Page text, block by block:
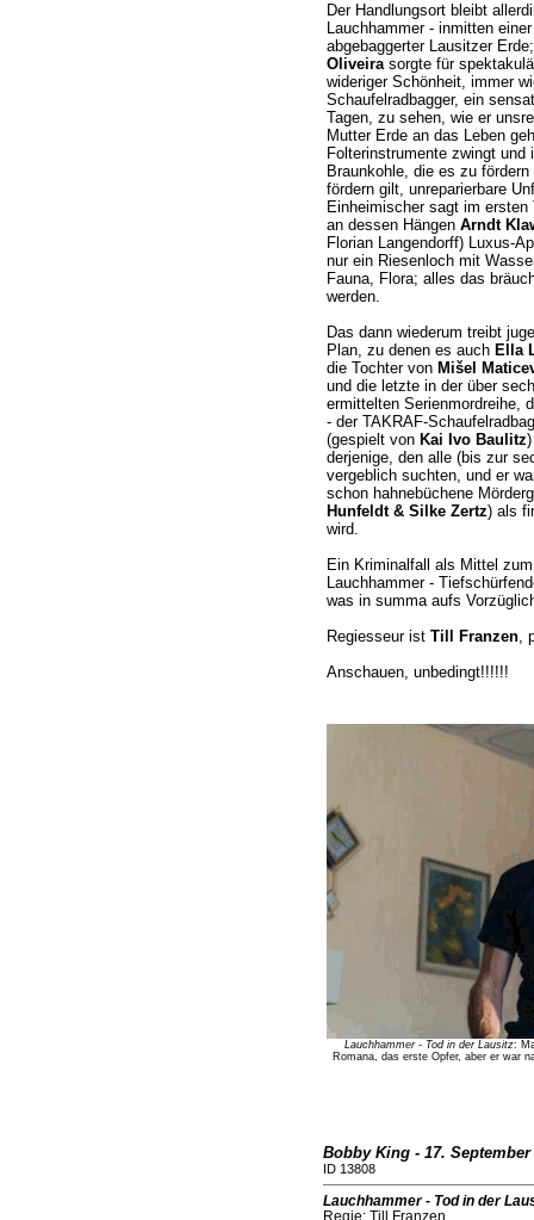
Der Handlungsort bleibt
Lauchhammer - inmitten
abgebaggerter Lausitzer
Oliveirasorgte für
wideriger Schönheit, immer
Schaufelradbagger, ein
Tagen, zu sehen, wie er
Mutter Erde an das Leben
Folterinstrumente zwingt und
Braunkohle, die es zu
fördern gilt, unreparierbare
Einheimischer sagt im
an dessen Hängen Arndt
Florian Langendorff) Luxus-
nur ein Riesenloch mit
Fauna, Flora; alles das
werden.
Das dann wiederum treibt
Plan, zu denen es auch Ella
die Tochter von Mišel
und die letzte in der über
ermittelten Serienmordreihe,
- der TAKRAF-
(gespielt von Kai Ivo Baulitz
derjenige, den alle (bis zur
vergeblich suchten, und er
schon hahnebüchene
Hunfeldt & Silke Zertz) als
wird.
Ein Kriminalfall als Mittel
Lauchhammer -
was in summa aufs
Regiesseur ist Till Franzen,
Anschauen, unbedingt!!!!!!
Lauchhammer - Tod in der Lausitz:
Romana, das erste Opfer, aber er war
Bobby King - 17. September
ID 13808
Lauchhammer - Tod in der
Regie: Till Franzen